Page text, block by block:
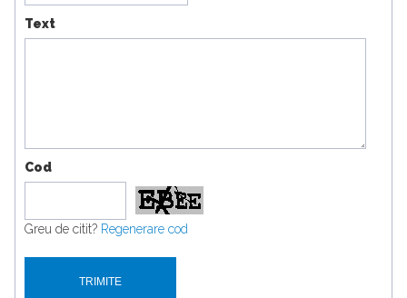
Text
Cod
Greu de citit? Regenerare cod